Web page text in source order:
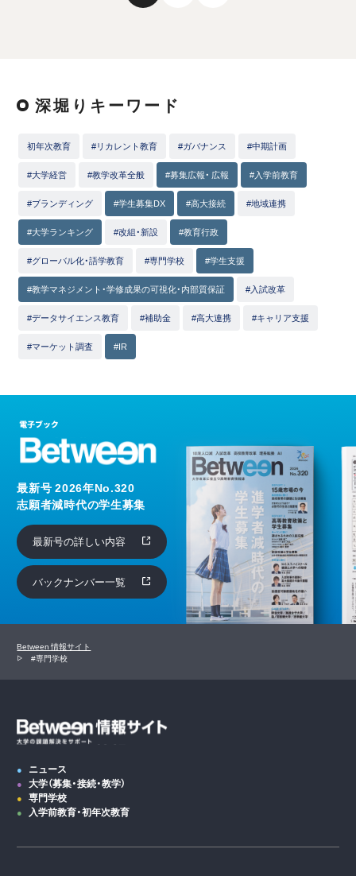
深堀りキーワード
初年次教育 #リカレント教育 #ガバナンス #中期計画
#大学経営 #教学改革全般 #募集広報・ 広報 #入学前教育
#ブランディング #学生募集DX #高大接続 #地域連携
#大学ランキング #改組・新設 #教育行政
#グローバル化・語学教育 #専門学校 #学生支援
#教学マネジメント・学修成果の可視化・内部質保証 #入試改革
#データサイエンス教育 #補助金 #高大連携 #キャリア支援
#マーケット調査 #IR
最新号 2026年No.320
志願者減時代の学生募集
最新号の詳しい内容
バックナンバー一覧
Between 情報サイト
#専門学校
ニュース
大学（募集・接続・教学）
専門学校
入学前教育・初年次教育